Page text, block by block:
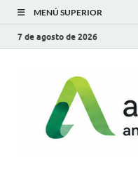
MENÚ SUPERIOR
7 de agosto de 2026